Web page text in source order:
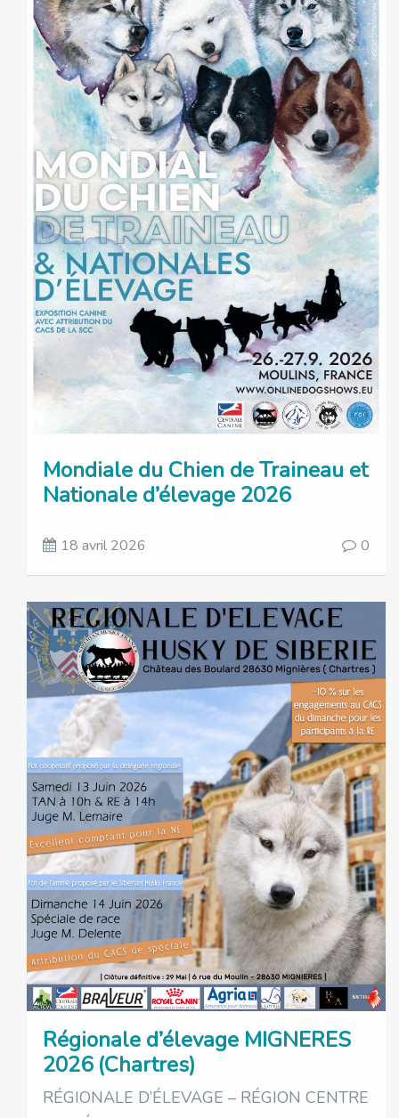
Mondiale du Chien de Traineau et
Nationale d’élevage 2026
18 avril 2026 0
Régionale d’élevage MIGNERES
2026 (Chartres)
RÉGIONALE D’ÉLEVAGE – RÉGION CENTRE